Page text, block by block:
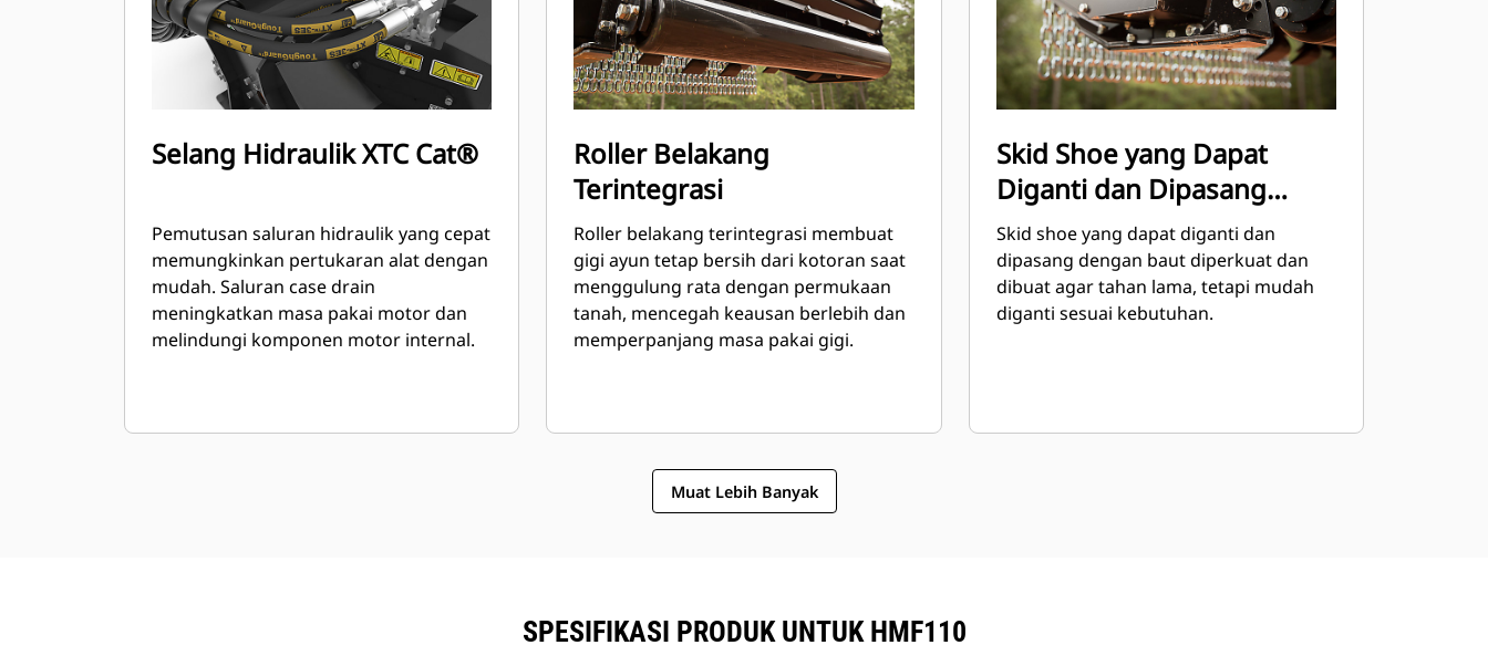
Selang Hidraulik XTC Cat®
Pemutusan saluran hidraulik yang cepat
memungkinkan pertukaran alat dengan
mudah. Saluran case drain
meningkatkan masa pakai motor dan
melindungi komponen motor internal.
Roller Belakang
Terintegrasi
Roller belakang terintegrasi membuat
gigi ayun tetap bersih dari kotoran saat
menggulung rata dengan permukaan
tanah, mencegah keausan berlebih dan
memperpanjang masa pakai gigi.
Skid Shoe yang Dapat
Diganti dan Dipasang
dengan Baut
Skid shoe yang dapat diganti dan
dipasang dengan baut diperkuat dan
dibuat agar tahan lama, tetapi mudah
diganti sesuai kebutuhan.
Muat Lebih Banyak
SPESIFIKASI PRODUK UNTUK HMF110